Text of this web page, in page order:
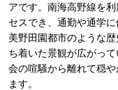
アです。南海高野線を
セスでき、通勤や通学
美野田園都市のような
ち着いた景観が広がっ
会の喧騒から離れて穏
ます。